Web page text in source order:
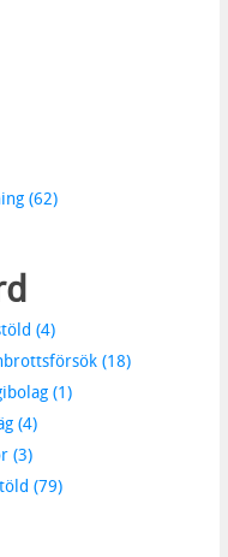
(62)
(4)
(18)
(1)
(4)
(3)
(79)